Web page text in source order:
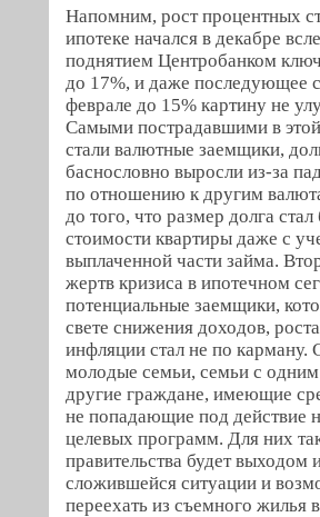
Напомним, рост процентных
ипотеке начался в декабре
поднятием Центробанком
до 17%, и даже последующее
феврале до 15% картину не
Самыми пострадавшими в
стали валютные заемщики,
баснословно выросли из-за
по отношению к другим
до того, что размер долга
стоимости квартиры даже с
выплаченной части займа.
жертв кризиса в ипотечном
потенциальные заемщики,
свете снижения доходов,
инфляции стал не по карману.
молодые семьи, семьи с
другие граждане, имеющие
не попадающие под действие
целевых программ. Для них
правительства будет выходом
сложившейся ситуации и
переехать из съемного жилья